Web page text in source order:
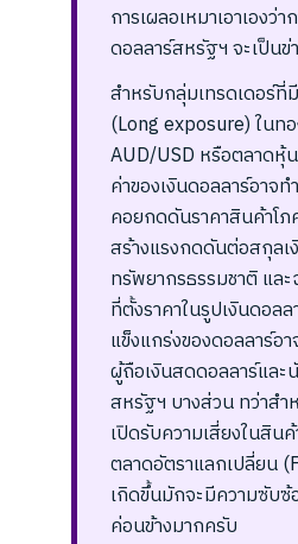
การเผลอเหมาเอาเองว่
ดอลลาร์สหรัฐฯ จะเป็นข่
สำหรับกลุ่มเทรดเดอร์ที่
(Long exposure) ในท
AUD/USD หรือตลาดหุ้
ค่าของเงินดอลลาร์อาจ
คอยกดดันราคาสินค้าโ
สร้างแรงกดดันต่อสกุล
ทรัพยากรธรรมชาติ แล
ที่ตั้งราคาในรูปเงินดอล
แข็งแกร่งของดอลลาร์อ
ผู้ถือเงินสดดอลลาร์แล
สหรัฐฯ บางส่วน ทว่าสำ
เปิดรับความเสี่ยงในสิน
ตลาดอัตราแลกเปลี่ยน
เกิดขึ้นมักจะมีความซับ
ค่อนข้างมากครับ